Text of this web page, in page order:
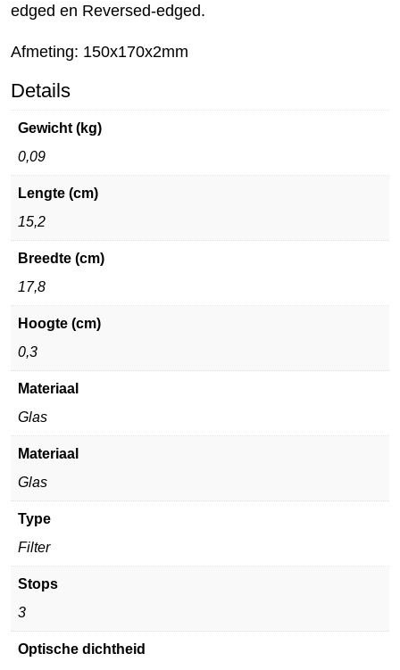
edged en Reversed-edged.
Afmeting: 150x170x2mm
Details
Gewicht (kg)
0,09
Lengte (cm)
15,2
Breedte (cm)
17,8
Hoogte (cm)
0,3
Materiaal
Glas
Materiaal
Glas
Type
Filter
Stops
3
Optische dichtheid